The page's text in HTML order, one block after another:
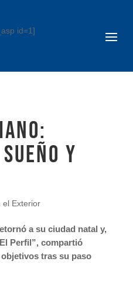
id=1]
y
el Exterior
a su ciudad natal y,
Perfil”, compartió
tras su paso